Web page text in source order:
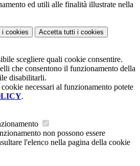
ed utili alle finalità illustrate nella
i cookies Accetta tutti i cookies
scegliere quali cookie consentire.
che consentono il funzionamento della
disabilitarli.
necessari al funzionamento potete
.
non possono essere
l'elenco nella pagina della cookie